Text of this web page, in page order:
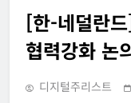
[한-네덜란
협력강화 논
디지털주리스트